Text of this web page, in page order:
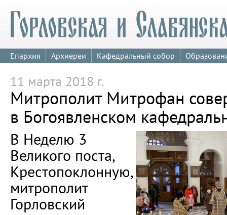
Епархия Архиереи Кафедральный собор
11 марта 2018 г.
Митрополит Митрофан
в Богоявленском
В Неделю 3
Великого поста,
Крестопоклонную,
митрополит
Горловский